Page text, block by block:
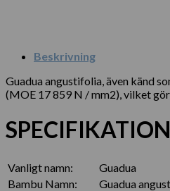
Beskrivning
Guadua angustifolia, även känd
(MOE 17 859 N / mm2), vilket
Vanligt namn:
Guadua
Bambu Namn:
Guadua